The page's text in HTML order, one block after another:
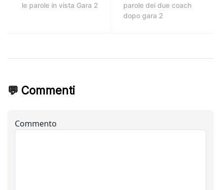
le parole in vista Gara 2
parole dei due coach
dopo gara 2
💬 Commenti